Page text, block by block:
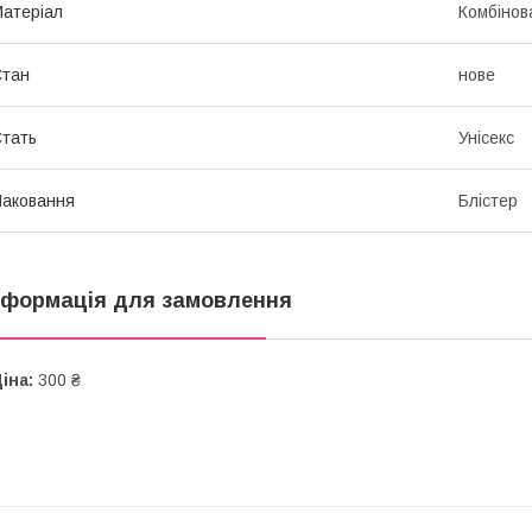
нове
Унісекс
Блістер
для замовлення
300 ₴